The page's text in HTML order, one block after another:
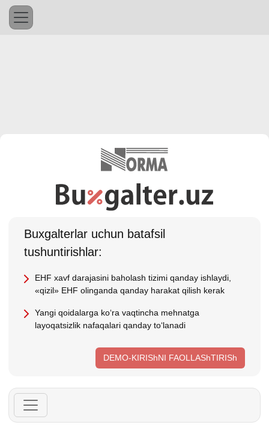
Buхgalterlar uchun batafsil
tushuntirishlar:
EHF хavf darajasini baholash tizimi qanday ishlaydi,
«qizil» EHF olinganda qanday harakat qilish kerak
Yangi qoidalarga koʻra vaqtincha mehnatga
layoqatsizlik nafaqalari qanday toʻlanadi
DEMO-KIRIShNI FAOLLAShTIRISh